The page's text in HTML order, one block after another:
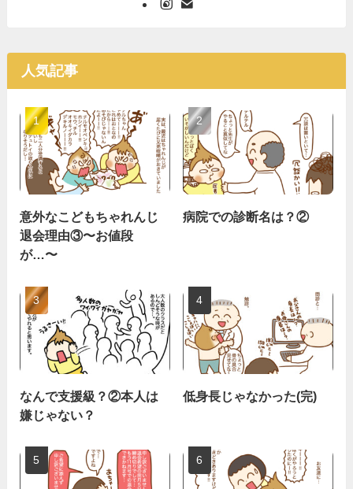
人気記事
意外なこどもちゃれんじ
退会理由③〜お値段
が…〜
病院での診断名は？②
なんで支援級？②本人は
嫌じゃない？
低身長じゃなかった(完)